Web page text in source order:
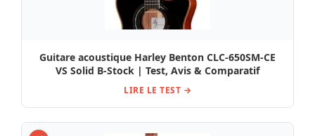
Guitare acoustique Harley Benton CLC-650SM-CE
VS Solid B-Stock | Test, Avis & Comparatif
LIRE LE TEST →